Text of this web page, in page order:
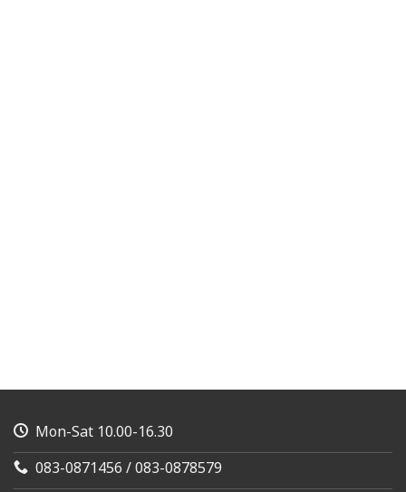
Mon-Sat 10.00-16.30
083-0871456 / 083-0878579